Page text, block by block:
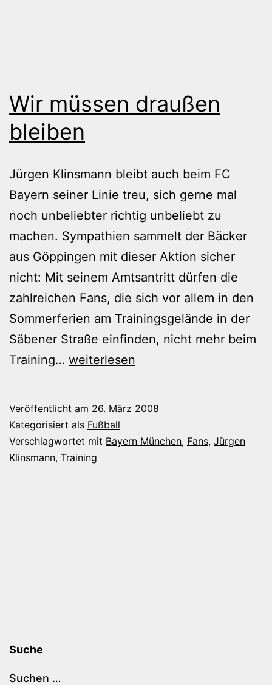
Wir müssen draußen
bleiben
Jürgen Klinsmann bleibt auch beim FC
Bayern seiner Linie treu, sich gerne mal
noch unbeliebter richtig unbeliebt zu
machen. Sympathien sammelt der Bäcker
aus Göppingen mit dieser Aktion sicher
nicht: Mit seinem Amtsantritt dürfen die
zahlreichen Fans, die sich vor allem in den
Sommerferien am Trainingsgelände in der
Säbener Straße einfinden, nicht mehr beim
Training… Wir
bleiben
weiterlesen
Veröffentlicht am 26. März 2008
Kategorisiert als Fußball
Verschlagwortet mit Bayern München, Fans, Jürgen
Klinsmann, Training
Suche
Suchen …